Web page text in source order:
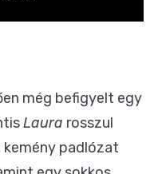
még befigyelt egy
Laura rosszul
padlózat